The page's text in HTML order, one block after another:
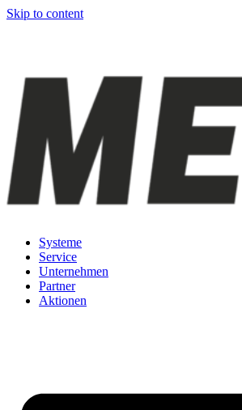
Skip to content
Systeme
Service
Unternehmen
Partner
Aktionen